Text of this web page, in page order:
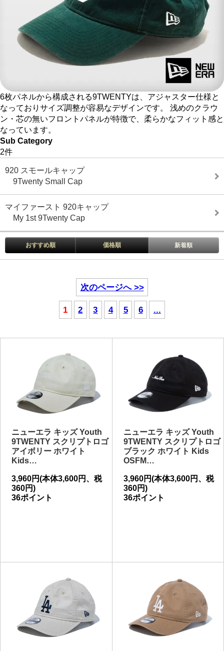
6枚パネルから構成される9TWENTYは、アジャスター仕様と
なっておりサイズ調整が容易なデザインです。 浅めのクラウ
ン・芯の無いフロントパネルが特徴で、柔らかなフィット感と
なっています。
Sub Category
2件
920 スモールキャップ
9Twenty Small Cap
マイファースト 920キャップ
My 1st 9Twenty Cap
おすすめ順 価格順 新着順
次のページへ >>
1 2 3 4 5 6 ...
ニューエラ キッズ Youth
9TWENTY スクリプトロゴ
アイボリー ホワイト
Kids…
3,960円(本体3,600円、税
360円)
36ポイント
ニューエラ キッズ Youth
9TWENTY スクリプトロゴ
ブラック ホワイト Kids
OSFM…
3,960円(本体3,600円、税
360円)
36ポイント